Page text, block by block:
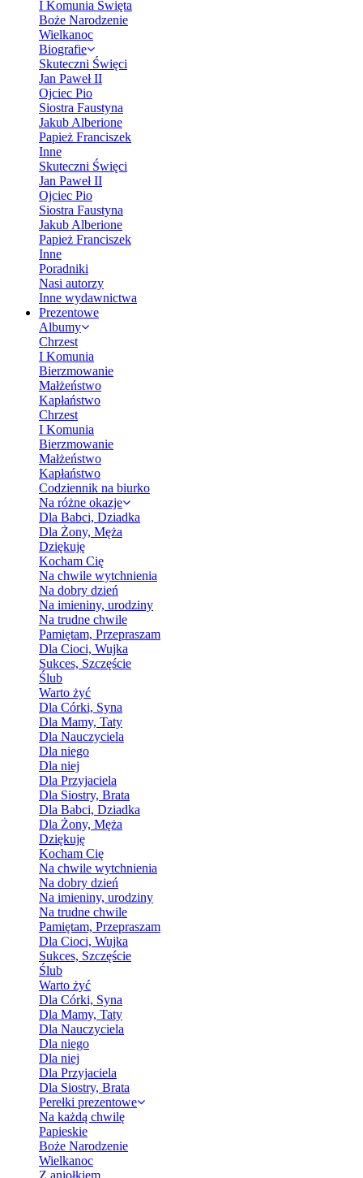
I Komunia Święta
Boże Narodzenie
Wielkanoc
Biografie
Skuteczni Święci
Jan Paweł II
Ojciec Pio
Siostra Faustyna
Jakub Alberione
Papież Franciszek
Inne
Skuteczni Święci
Jan Paweł II
Ojciec Pio
Siostra Faustyna
Jakub Alberione
Papież Franciszek
Inne
Poradniki
Nasi autorzy
Inne wydawnictwa
Prezentowe
Albumy
Chrzest
I Komunia
Bierzmowanie
Małżeństwo
Kapłaństwo
Chrzest
I Komunia
Bierzmowanie
Małżeństwo
Kapłaństwo
Codziennik na biurko
Na różne okazje
Dla Babci, Dziadka
Dla Żony, Męża
Dziękuję
Kocham Cię
Na chwile wytchnienia
Na dobry dzień
Na imieniny, urodziny
Na trudne chwile
Pamiętam, Przepraszam
Dla Cioci, Wujka
Sukces, Szczęście
Ślub
Warto żyć
Dla Córki, Syna
Dla Mamy, Taty
Dla Nauczyciela
Dla niego
Dla niej
Dla Przyjaciela
Dla Siostry, Brata
Dla Babci, Dziadka
Dla Żony, Męża
Dziękuję
Kocham Cię
Na chwile wytchnienia
Na dobry dzień
Na imieniny, urodziny
Na trudne chwile
Pamiętam, Przepraszam
Dla Cioci, Wujka
Sukces, Szczęście
Ślub
Warto żyć
Dla Córki, Syna
Dla Mamy, Taty
Dla Nauczyciela
Dla niego
Dla niej
Dla Przyjaciela
Dla Siostry, Brata
Perełki prezentowe
Na każdą chwilę
Papieskie
Boże Narodzenie
Wielkanoc
Z aniołkiem